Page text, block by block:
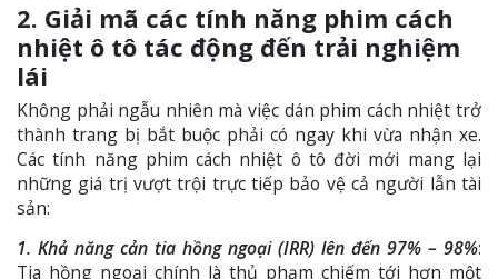
2. Giải mã các tính năng phim cách
nhiệt ô tô tác động đến trải nghiệm
lái
Không phải ngẫu nhiên mà việc dán phim cách nhiệt trở
thành trang bị bắt buộc phải có ngay khi vừa nhận xe.
Các tính năng phim cách nhiệt ô tô đời mới mang lại
những giá trị vượt trội trực tiếp bảo vệ cả người lẫn tài
sản:
1. Khả năng cản tia hồng ngoại (IRR) lên đến 97% – 98%:
Tia hồng ngoại chính là thủ phạm chiếm tới hơn một